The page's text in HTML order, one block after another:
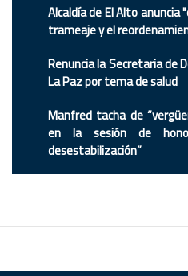
Alcaldía de El Alto
trameaje y el
Renuncia la Secretaria de
La Paz por tema de salud
Manfred tacha de
en la sesión de
desestabilización”